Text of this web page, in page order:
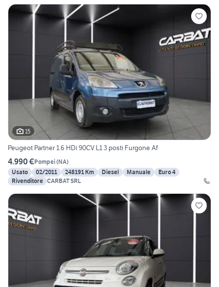
15
Peugeot Partner 1.6 HDi 90CV L1 3 posti Furgone Af
4.990 €Pompei(NA)
Usato
02/2011 248191 Km Diesel Manuale
Euro 4
Rivenditore CARBAT SRL